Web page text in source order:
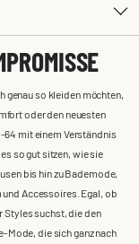
genau so kleiden möchten,
oder den neuesten
64 mit einem Verständnis
so gut sitzen, wie sie
bis hin zu Bademode,
Accessoires. Egal, ob
Styles suchst, die den
Mode, die sich ganz nach